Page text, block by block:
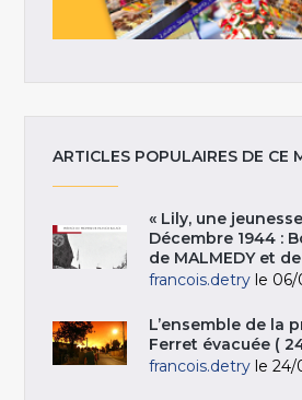
ARTICLES POPULAIRES DE CE
« Lily, une
Décembre 1944 :
de MALMEDY et
francois.detry le
L’ensemble de la
Ferret évacuée (
francois.detry le